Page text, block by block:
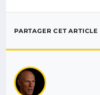
PARTAGER CET ARTICLE